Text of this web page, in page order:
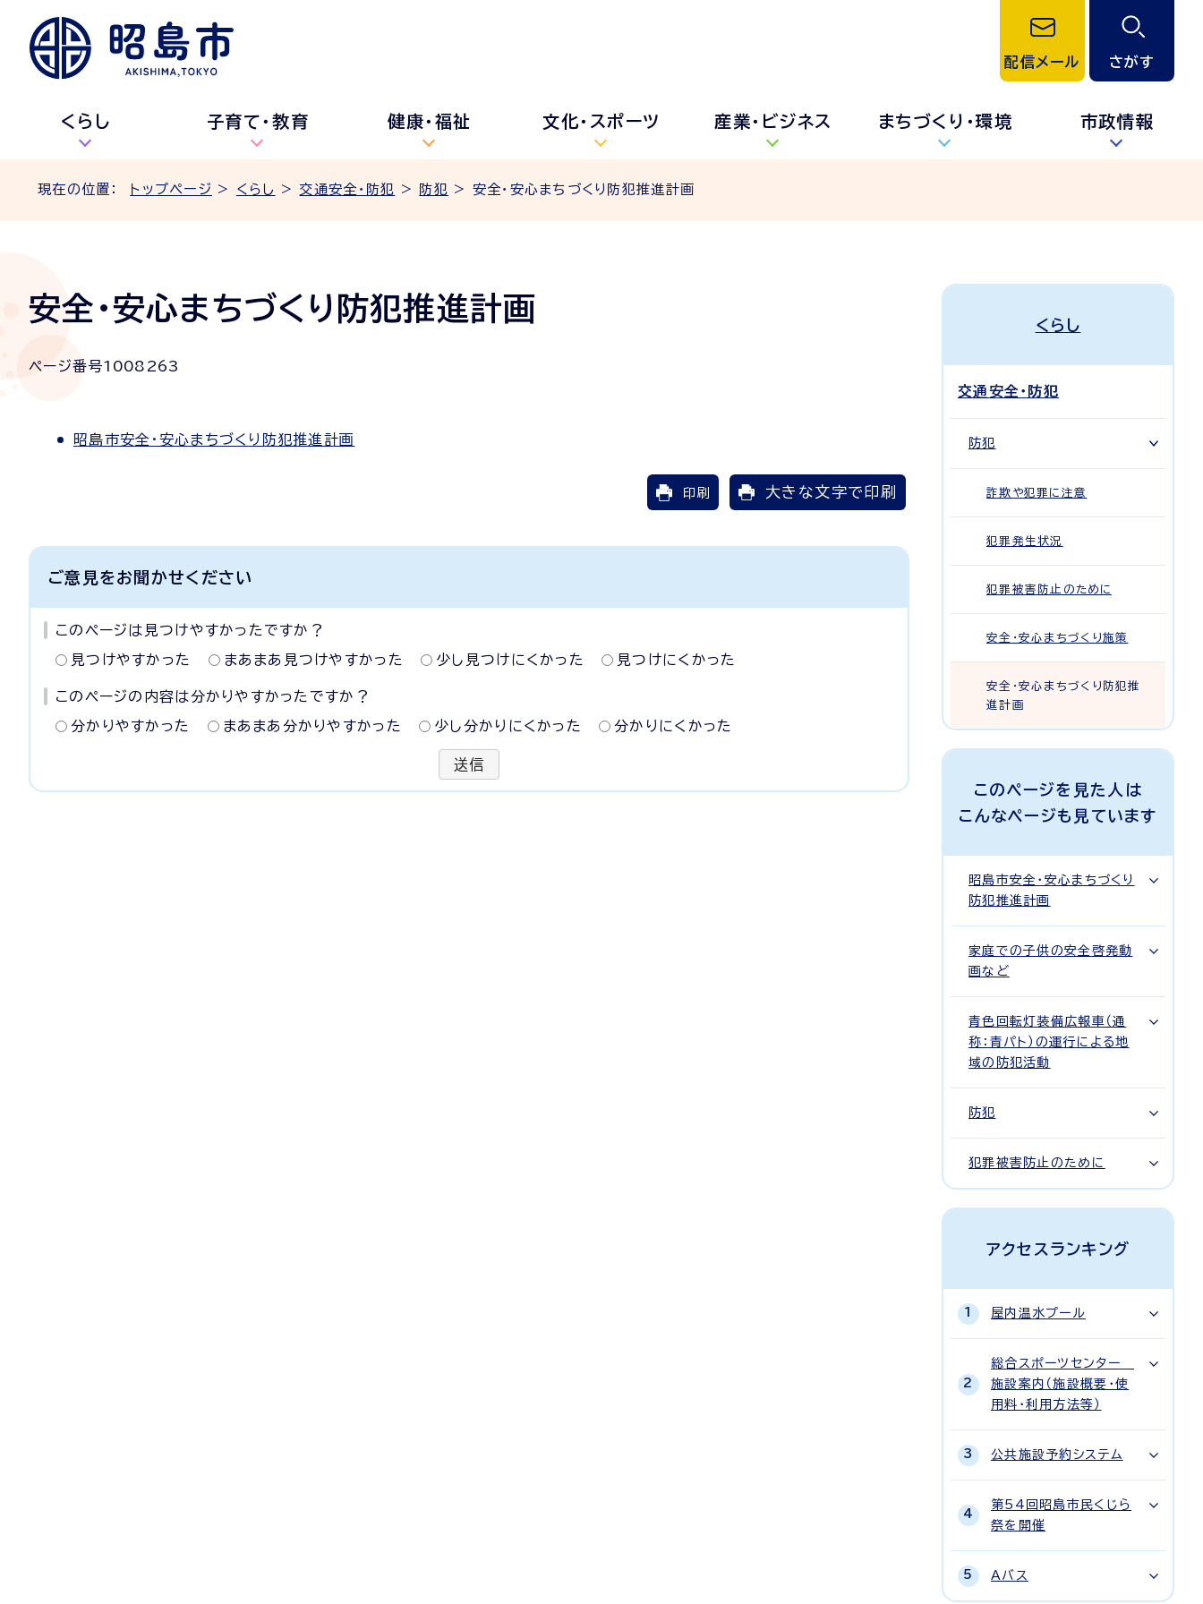
配信メール さがす
くらし 子育て・教育 健康・福祉 文化・スポーツ 産業・ビジネス まちづくり・環境 市政情報
現在の位置： トップページ > くらし > 交通安全・防犯 > 防犯 > 安全・安心まちづくり防犯推進計画
安全・安心まちづくり防犯推進計画
ページ番号1008263
昭島市安全・安心まちづくり防犯推進計画
印刷 大きな文字で印刷
ご意見をお聞かせください
このページは見つけやすかったですか？
見つけやすかった まあまあ見つけやすかった 少し見つけにくかった 見つけにくかった
このページの内容は分かりやすかったですか？
分かりやすかった まあまあ分かりやすかった 少し分かりにくかった 分かりにくかった
送信
くらし
交通安全・防犯
防犯
詐欺や犯罪に注意
犯罪発生状況
犯罪被害防止のために
安全・安心まちづくり施策
安全・安心まちづくり防犯推
進計画
このページを見た人は
こんなページも見ています
昭島市安全・安心まちづくり
防犯推進計画
家庭での子供の安全啓発動
画など
青色回転灯装備広報車（通
称：青パト）の運行による地
域の防犯活動
防犯
犯罪被害防止のために
アクセスランキング
屋内温水プール
総合スポーツセンター
施設案内（施設概要・使
用料・利用方法等）
公共施設予約システム
第54回昭島市民くじら
祭を開催
Aバス